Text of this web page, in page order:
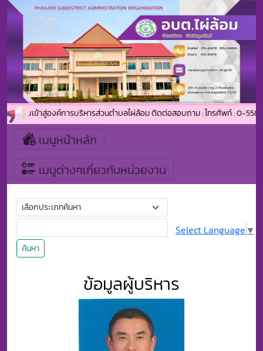
อนรับเข้าสู่องค์การบริหารส่วนตำบลไผ่ล้อม ติดต่อสอบถาม : โทรศัพท์ : 0-5581-
เมนูหน้าหลัก
เมนูต่างๆเกี่ยวกับหน่วยงาน
ค้นหา
Select Language ▼
ข้อมูลผู้บริหาร